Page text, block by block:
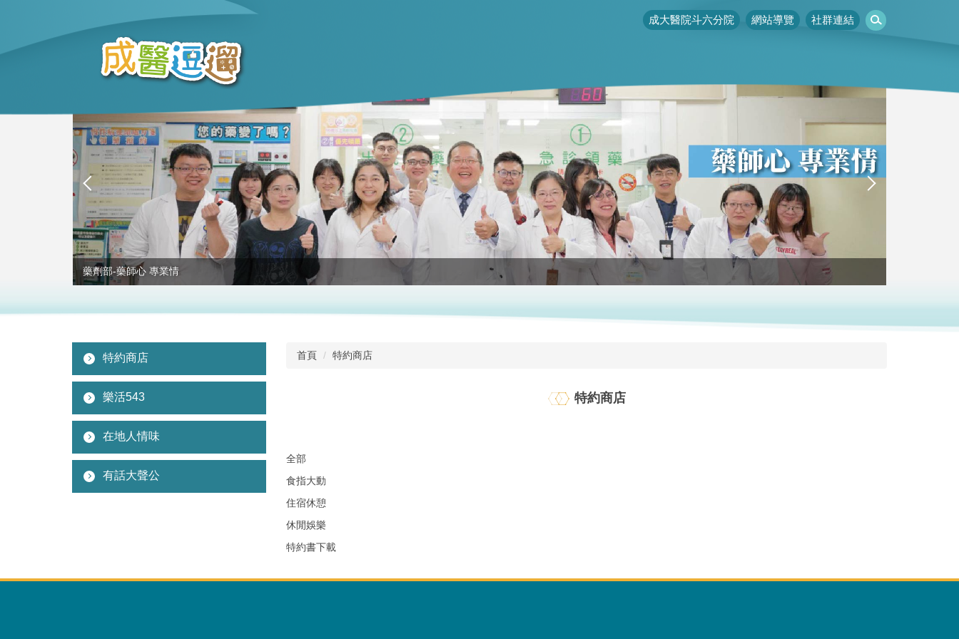
要
成大醫院斗六分院 網站導覽 社群連結
藥劑部-藥師心 專業情
特約商店
樂活543
在地人情味
有話大聲公
首頁 特約商店
特約商店
全部
食指大動
住宿休憩
休閒娛樂
特約書下載